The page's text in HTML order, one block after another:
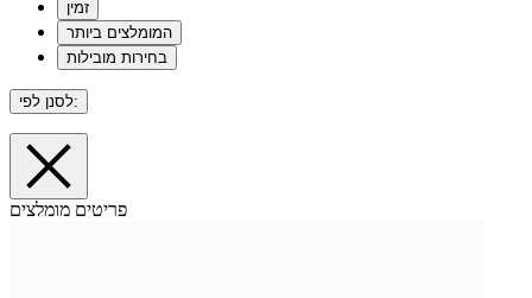
זמין
המומלצים ביותר
בחירות מובילות
לסנן לפי:
פריטים מומלצים